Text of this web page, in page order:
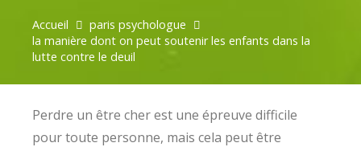
Accueil
paris psychologue
la manière dont on peut soutenir les enfants dans la
lutte contre le deuil
Perdre un être cher est une épreuve difficile
pour toute personne, mais cela peut être